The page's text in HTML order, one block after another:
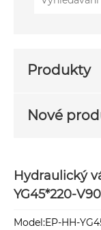
Produkty
Nové
Hydraulický
YG45*220-V90
Model:EP-HH-